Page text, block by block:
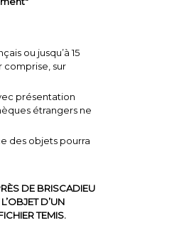
ou jusqu’à 15
comprise, sur
présentation
étrangers ne
des objets pourra
DE BRISCADIEU
D’UN
TEMIS.